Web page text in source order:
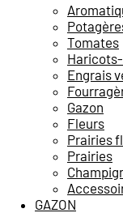
Tomates
Engrais
Gazon
Fleurs
Prairies
Prairies
GAZON